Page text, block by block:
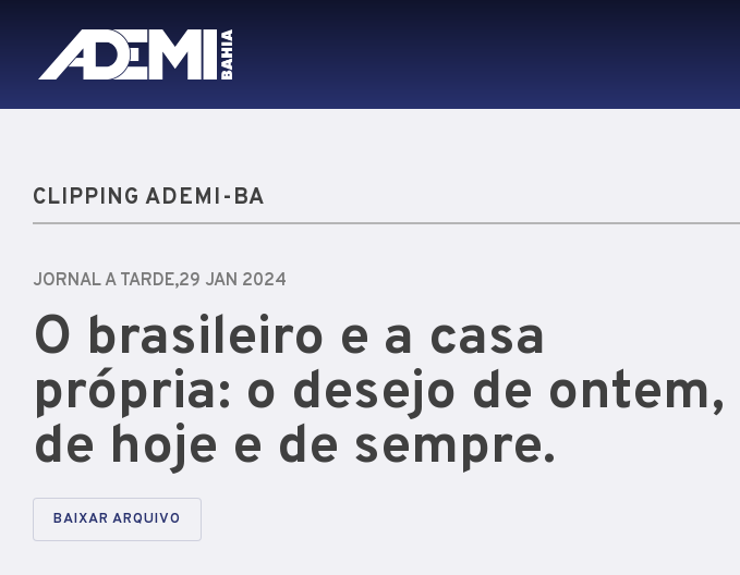
CLIPPING ADEMI-BA
JORNAL A TARDE,29 JAN 2024
O brasileiro e a casa
própria: o desejo de ontem,
de hoje e de sempre.
BAIXAR ARQUIVO